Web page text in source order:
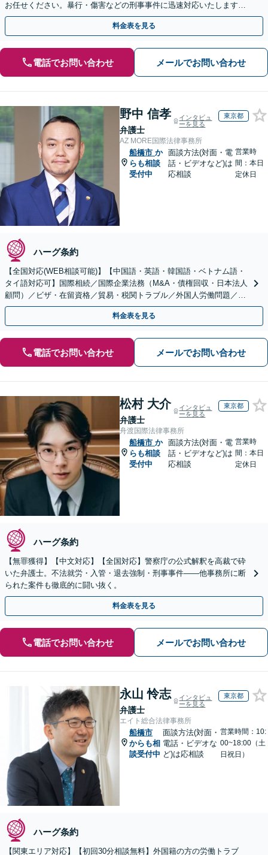
お任せください。暴行・傷害などの刑事事件に迅速対応いたします。
【事前予約で休日・夜間面談可】
料金表を見る
電話でお問い合わせ メールでお問い合わせ
野中 信孝
弁護士
インタビュ
ーを見る
東京都
AZ MORE国際法律事務所
船橋市 か
らも相談
受付中
面談方法(対面・電
話・ビデオなど)は
応相談
営業時
間：本日
定休日
ハーグ条約
【全国対応(WEB相談可能)】【中国語・英語・韓国語・ベトナム語・
タイ語対応可】国際相続／国際企業法務（M&A・債権回収・日本法人
顧問）／ビザ・在留資格／貿易・税関トラブル／外国人労働問題／外
国人刑事事件など、幅広いご相談に対応可能
料金表を見る
電話でお問い合わせ メールでお問い合わせ
松村 大介
弁護士
インタビュ
ーを見る
東京都
舟渡国際法律事務所
船橋市 か
らも相談
受付中
面談方法(対面・電
話・ビデオなど)は
応相談
営業時
間：本日
定休日
ハーグ条約
【無罪獲得】【中文対応】【全国対応】警察庁の公式解釈を高裁で砕
いた弁護士。不法就労・入管・退去強制・刑事事件——他事務所に断
られた案件も徹底的に闘い抜く。
料金表を見る
電話でお問い合わせ メールでお問い合わせ
永山 怜志
弁護士
インタビュ
ーを見る
東京都
エイト総合法律事務所
船橋市
からも相
談受付中
面談方法(対面・
電話・ビデオな
ど)は応相談
営業時間：10:
00~18:00（土
日祝日）
ハーグ条約
【関東エリア対応】【初回30分相談無料】外国籍の方の労働トラブ